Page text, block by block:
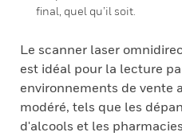
final, quel qu’il soit.
Le scanner laser
est idéal pour la lecture
environnements de vente
modéré, tels que les
d'alcools et les